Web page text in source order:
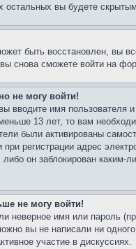
вы будете
быть восстановлен, вы
снова сможете войти на
не могу войти!
вводите имя
13 лет, то вам
были активированы
регистрации адрес
либо он заблокирован
не могу войти!
неверное имя или пароль
вы не написали ни
участие в дискуссиях.